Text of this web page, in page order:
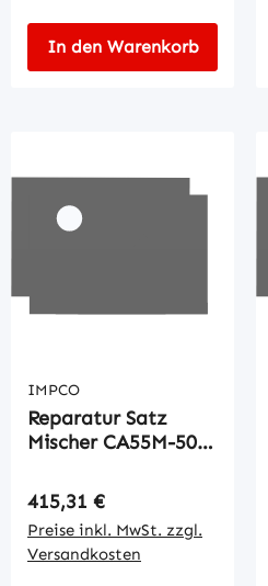
In den Warenkorb
IMPCO
Reparatur Satz
Mischer CA55M-500-
Regulärer Preis:
415,31 €
Preise inkl. MwSt. zzgl.
Versandkosten